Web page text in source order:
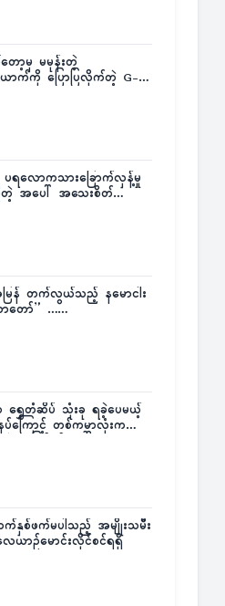
ာ့မှ မမုန်းတဲ့
ာက်ကို ပြောပြလိုက်တဲ့ G-
ပရလောကသားခြောက်လှန့်မှု
အပေါ် အသေးစိတ်
မြန် တက်လွယ်သည့် နမောငါး
ာတော်” ……
ာ ရွှေတံဆိပ် သုံးခု ရခဲ့ပေမယ့်
ကြောင့် တစ်ကမ္ဘာလုံးက
က်နှစ်ဖက်မပါသည့် အမျိုးသမီး
ယာဉ်မောင်းလိုင်စင်ရရှိ